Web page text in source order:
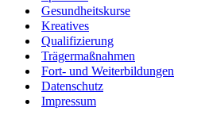
Gesundheitskurse
Kreatives
Qualifizierung
Trägermaßnahmen
Fort- und Weiterbildungen
Datenschutz
Impressum